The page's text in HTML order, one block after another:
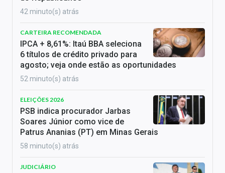
42 minuto(s) atrás
CARTEIRA RECOMENDADA
IPCA + 8,61%: Itaú BBA seleciona
6 títulos de crédito privado para
agosto; veja onde estão as oportunidades
52 minuto(s) atrás
ELEIÇÕES 2026
PSB indica procurador Jarbas
Soares Júnior como vice de
Patrus Ananias (PT) em Minas Gerais
58 minuto(s) atrás
JUDICIÁRIO